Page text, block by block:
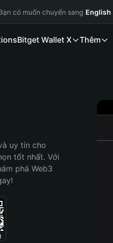
có muốn chuyển sang English
Bitget Wallet X Thêm
uy tín cho
tốt nhất. Với
phá Web3